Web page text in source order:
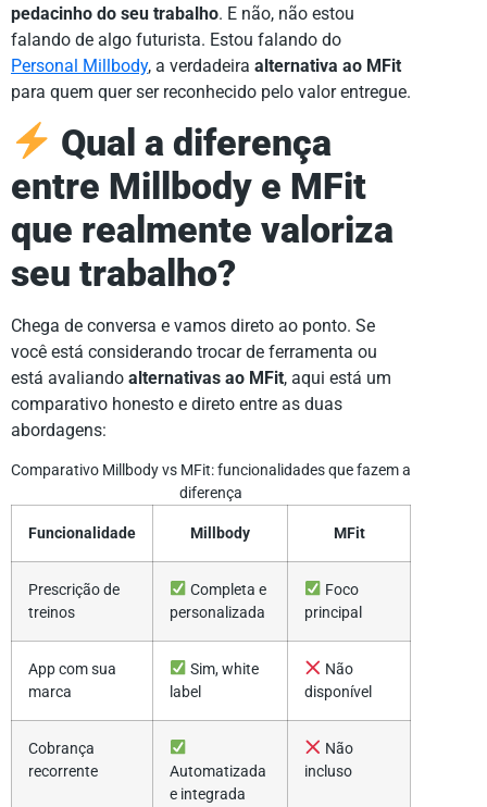
pedacinho do seu trabalho. E não, não estou
falando de algo futurista. Estou falando do
Personal Millbody, a verdadeira alternativa ao MFit
para quem quer ser reconhecido pelo valor entregue.
Qual a diferença
entre Millbody e MFit
que realmente valoriza
seu trabalho?
Chega de conversa e vamos direto ao ponto. Se
você está considerando trocar de ferramenta ou
está avaliando alternativas ao MFit, aqui está um
comparativo honesto e direto entre as duas
abordagens:
Comparativo Millbody vs MFit: funcionalidades que fazem a
diferença
Funcionalidade Millbody MFit
Prescrição de
treinos
Completa e
personalizada
Foco
principal
App com sua
marca
Sim, white
label
Não
disponível
Cobrança
recorrente
Automatizada
e integrada
Não
incluso